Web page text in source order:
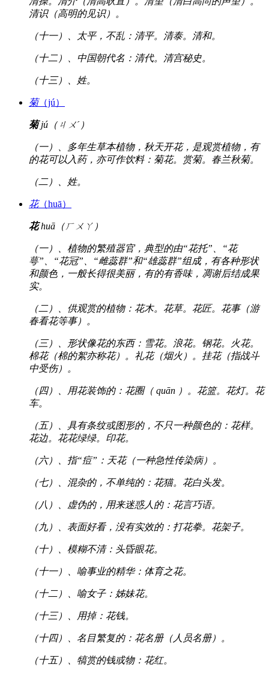
清识（高明的见识）。
（十一）、太平，不乱：清平。清泰。清和。
（十二）、中国朝代名：清代。清宫秘史。
（十三）、姓。
菊（jú）
菊jú（ㄐㄨˊ）
（一）、多年生草本植物，秋天开花，是观赏植物，有
的花可以入药，亦可作饮料：菊花。赏菊。春兰秋菊。
（二）、姓。
花（huā）
花huā（ㄏㄨㄚ）
（一）、植物的繁殖器官，典型的由“花托”、“花
萼”、“花冠”、“雌蕊群”和“雄蕊群”组成，有各种形状
和颜色，一般长得很美丽，有的有香味，凋谢后结成果
实。
（二）、供观赏的植物：花木。花草。花匠。花事（游
春看花等事）。
（三）、形状像花的东西：雪花。浪花。钢花。火花。
棉花（棉的絮亦称花）。礼花（烟火）。挂花（指战斗
中受伤）。
（四）、用花装饰的：花圈（ quān ）。花篮。花灯。花
车。
（五）、具有条纹或图形的，不只一种颜色的：花样。
花边。花花绿绿。印花。
（六）、指“痘”：天花（一种急性传染病）。
（七）、混杂的，不单纯的：花猫。花白头发。
（八）、虚伪的，用来迷惑人的：花言巧语。
（九）、表面好看，没有实效的：打花拳。花架子。
（十）、模糊不清：头昏眼花。
（十一）、喻事业的精华：体育之花。
（十二）、喻女子：姊妹花。
（十三）、用掉：花钱。
（十四）、名目繁复的：花名册（人员名册）。
（十五）、犒赏的钱或物：花红。